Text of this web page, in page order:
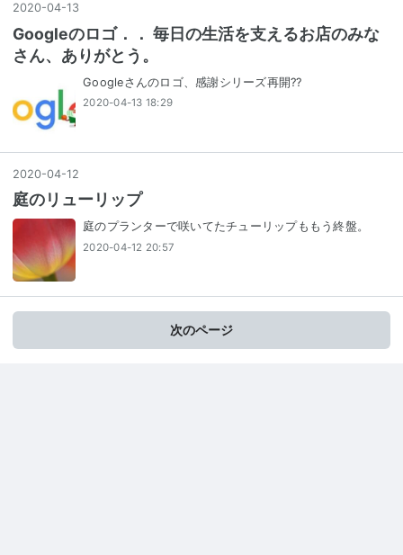
2020-04-13
Googleのロゴ．． 毎日の生活を支えるお店のみな
さん、ありがとう。
Googleさんのロゴ、感謝シリーズ再開??
2020-04-13 18:29
2020-04-12
庭のリューリップ
庭のプランターで咲いてたチューリップももう終盤。
2020-04-12 20:57
次のページ